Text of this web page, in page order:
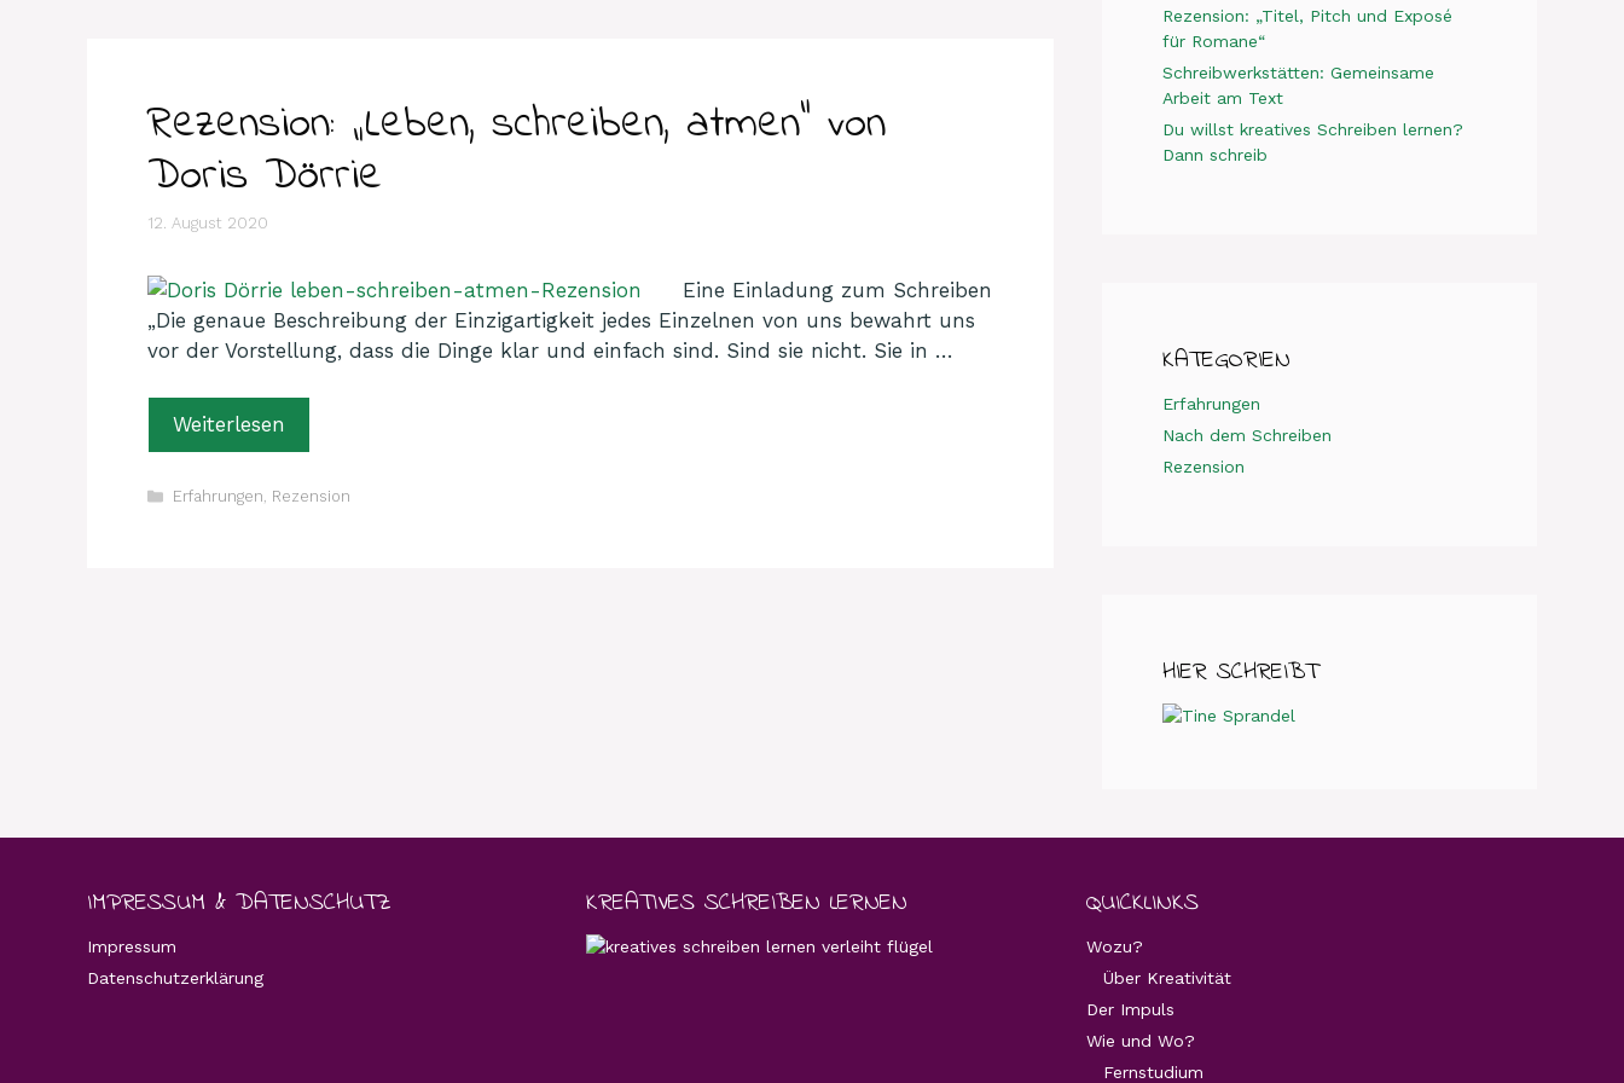
Rezension: „Leben, schreiben, atmen“ von
Doris Dörrie
12. August 2020
Eine Einladung zum Schreiben
„Die genaue Beschreibung der Einzigartigkeit jedes Einzelnen von uns bewahrt uns
vor der Vorstellung, dass die Dinge klar und einfach sind. Sind sie nicht. Sie in …
Weiterlesen
Kategorien
Erfahrungen, Rezension
Rezension: „Titel, Pitch und Exposé
für Romane“
Schreibwerkstätten: Gemeinsame
Arbeit am Text
Du willst kreatives Schreiben lernen?
Dann schreib
KATEGORIEN
Erfahrungen
Nach dem Schreiben
Rezension
HIER SCHREIBT
IMPRESSUM & DATENSCHUTZ
Impressum
Datenschutzerklärung
KREATIVES SCHREIBEN LERNEN QUICKLINKS
Wozu?
Über Kreativität
Der Impuls
Wie und Wo?
Fernstudium